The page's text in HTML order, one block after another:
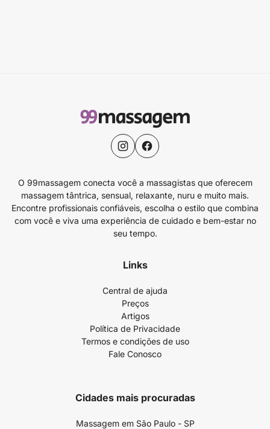
O 99massagem conecta você a massagistas que oferecem
massagem tântrica, sensual, relaxante, nuru e muito mais.
Encontre profissionais confiáveis, escolha o estilo que combina
com você e viva uma experiência de cuidado e bem-estar no
seu tempo.
Links
Central de ajuda
Preços
Artigos
Política de Privacidade
Termos e condições de uso
Fale Conosco
Cidades mais procuradas
Massagem em São Paulo - SP